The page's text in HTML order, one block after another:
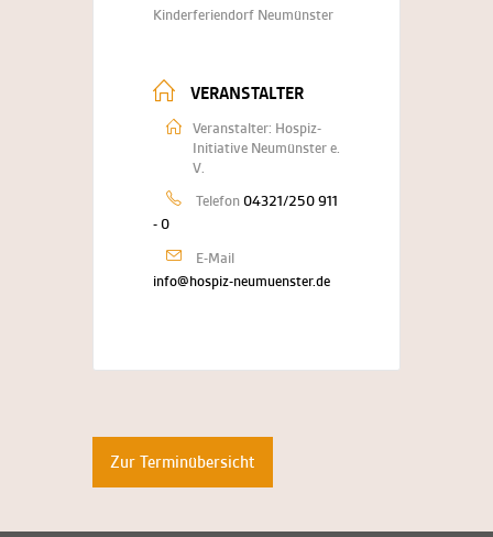
Kinderferiendorf Neumünster
VERANSTALTER
Veranstalter: Hospiz-
Initiative Neumünster e.
V.
Telefon 04321/250 911
- 0
E-Mail
info@hospiz-neumuenster.de
Zur Terminübersicht